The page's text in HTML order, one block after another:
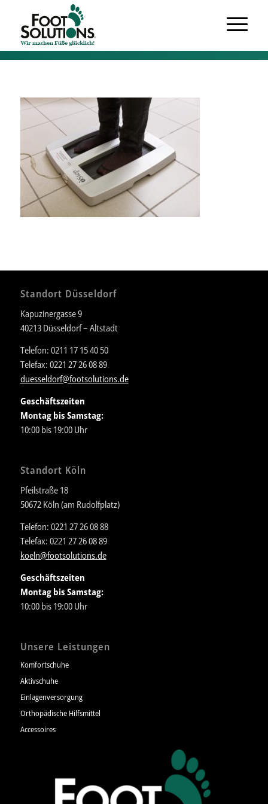
Standort Düsseldorf
Kapuzinergasse 9
40213 Düsseldorf – Altstadt
Telefon: 0211 17 15 40 50
Telefax: 0221 27 26 08 89
duesseldorf@footsolutions.de
Geschäftszeiten
Montag bis Samstag:
10:00 bis 19:00 Uhr
Standort Köln
Pfeilstraße 18
50672 Köln (am Rudolfplatz)
Telefon: 0221 27 26 08 88
Telefax: 0221 27 26 08 89
koeln@footsolutions.de
Geschäftszeiten
Montag bis Samstag:
10:00 bis 19:00 Uhr
Unsere Leistungen
Komfortschuhe
Aktivschuhe
Einlagenversorgung
Orthopädische Hilfsmittel
Accessoires